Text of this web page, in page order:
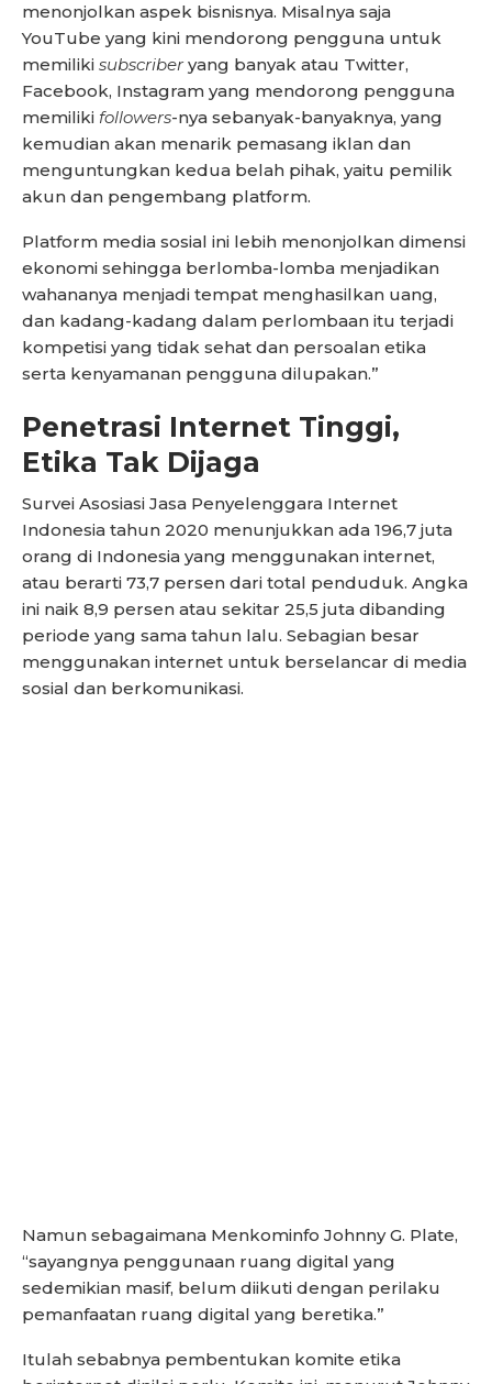
menonjolkan aspek bisnisnya. Misalnya saja
YouTube yang kini mendorong pengguna untuk
memiliki subscriberyang banyak atau Twitter,
Facebook, Instagram yang mendorong pengguna
memiliki followers-nya sebanyak-banyaknya, yang
kemudian akan menarik pemasang iklan dan
menguntungkan kedua belah pihak, yaitu pemilik
akun dan pengembang platform.
Platform media sosial ini lebih menonjolkan dimensi
ekonomi sehingga berlomba-lomba menjadikan
wahananya menjadi tempat menghasilkan uang,
dan kadang-kadang dalam perlombaan itu terjadi
kompetisi yang tidak sehat dan persoalan etika
serta kenyamanan pengguna dilupakan.”
Penetrasi Internet Tinggi,
Etika Tak Dijaga
Survei Asosiasi Jasa Penyelenggara Internet
Indonesia tahun 2020 menunjukkan ada 196,7 juta
orang di Indonesia yang menggunakan internet,
atau berarti 73,7 persen dari total penduduk. Angka
ini naik 8,9 persen atau sekitar 25,5 juta dibanding
periode yang sama tahun lalu. Sebagian besar
menggunakan internet untuk berselancar di media
sosial dan berkomunikasi.
Namun sebagaimana Menkominfo Johnny G. Plate,
“sayangnya penggunaan ruang digital yang
sedemikian masif, belum diikuti dengan perilaku
pemanfaatan ruang digital yang beretika.”
Itulah sebabnya pembentukan komite etika